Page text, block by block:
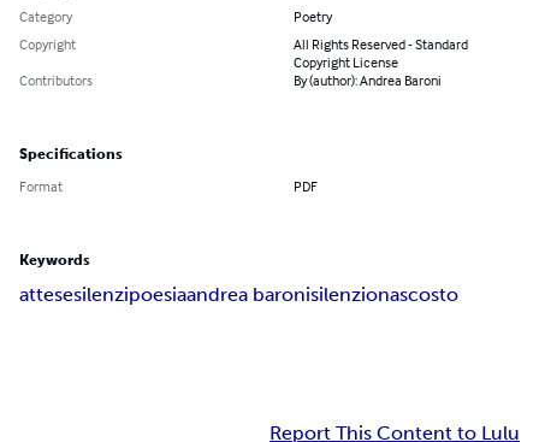
Category
Poetry
Copyright
All Rights Reserved - Standard
Copyright License
Contributors
By (author): Andrea Baroni
Specifications
Format PDF
Keywords
attesesilenzipoesiaandrea baronisilenzionascosto
Report This Content to Lulu